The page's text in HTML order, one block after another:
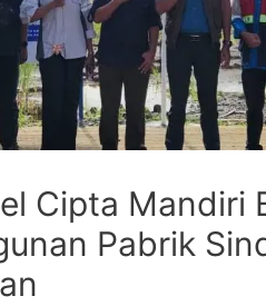
Cipta Mandiri
Pabrik